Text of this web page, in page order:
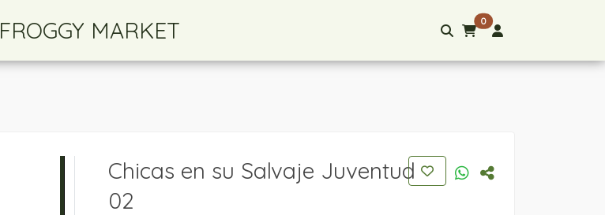
FROGGY MARKET 0
Chicas en su Salvaje Juventud
02